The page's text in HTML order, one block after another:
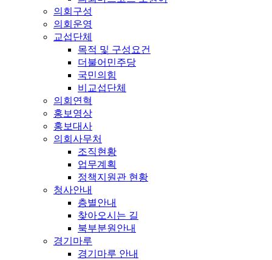
의회구성
의회운영
교섭단체
목적 및 구성요건
더불어민주당
국민의힘
비교섭단체
의회연혁
홍보영상
홍보대사
의회사무처
조직현황
업무계획
정책지원관 현황
청사안내
층별안내
찾아오시는 길
북부분원안내
경기마루
경기마루 안내